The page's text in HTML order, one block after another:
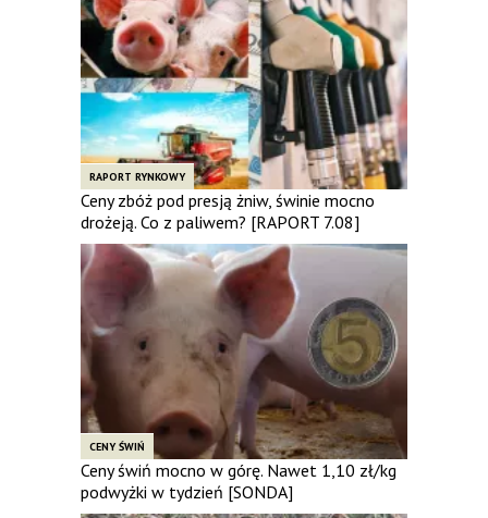
RAPORT RYNKOWY
Ceny zbóż pod presją żniw, świnie mocno
drożeją. Co z paliwem? [RAPORT 7.08]
CENY ŚWIŃ
Ceny świń mocno w górę. Nawet 1,10 zł/kg
podwyżki w tydzień [SONDA]